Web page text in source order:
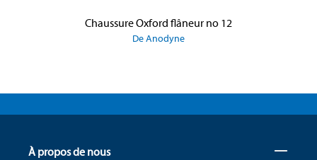
Chaussure Oxford flâneur no 12
De Anodyne
À propos de nous